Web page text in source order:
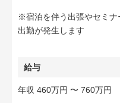
※宿泊を伴う出張やセミナ
出勤が発生します
給与
年収 460万円 〜 760万円